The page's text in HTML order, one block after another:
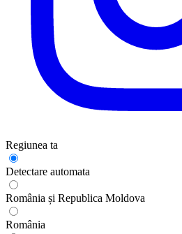
Regiunea ta
Detectare automata
România și Republica Moldova
România